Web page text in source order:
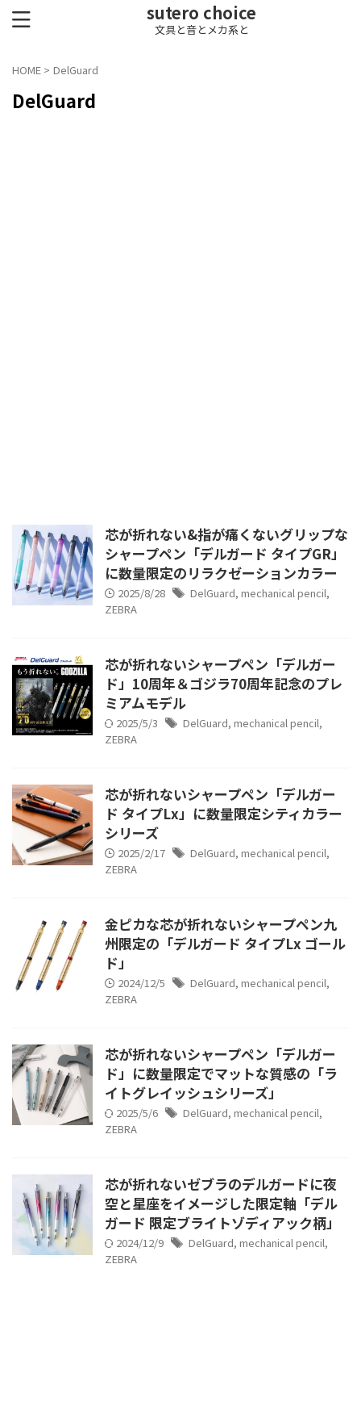
sutero choice
文具と音とメカ系と
HOME > DelGuard
DelGuard
芯が折れない&指が痛くないグリップな
シャープペン「デルガード タイプGR」
に数量限定のリラクゼーションカラー
2025/8/28 DelGuard, mechanical pencil,
ZEBRA
芯が折れないシャープペン「デルガー
ド」10周年＆ゴジラ70周年記念のプレ
ミアムモデル
2025/5/3 DelGuard, mechanical pencil,
ZEBRA
芯が折れないシャープペン「デルガー
ド タイプLx」に数量限定シティカラー
シリーズ
2025/2/17 DelGuard, mechanical pencil,
ZEBRA
金ピカな芯が折れないシャープペン九
州限定の「デルガード タイプLx ゴール
ド」
2024/12/5 DelGuard, mechanical pencil,
ZEBRA
芯が折れないシャープペン「デルガー
ド」に数量限定でマットな質感の「ラ
イトグレイッシュシリーズ」
2025/5/6 DelGuard, mechanical pencil,
ZEBRA
芯が折れないゼブラのデルガードに夜
空と星座をイメージした限定軸「デル
ガード 限定ブライトゾディアック柄」
2024/12/9 DelGuard, mechanical pencil,
ZEBRA